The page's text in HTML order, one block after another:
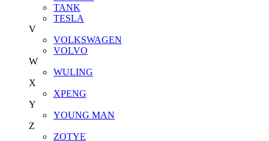
TANK
TESLA
V
VOLKSWAGEN
VOLVO
W
WULING
X
XPENG
Y
YOUNG MAN
Z
ZOTYE